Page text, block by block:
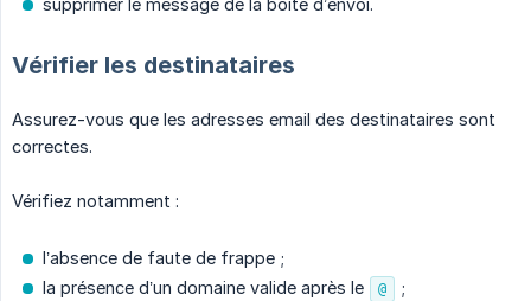
supprimer le message de la boîte d’envoi.
Vérifier les destinataires
Assurez-vous que les adresses email des destinataires sont
correctes.
Vérifiez notamment :
l’absence de faute de frappe ;
la présence d’un domaine valide après le
@
;